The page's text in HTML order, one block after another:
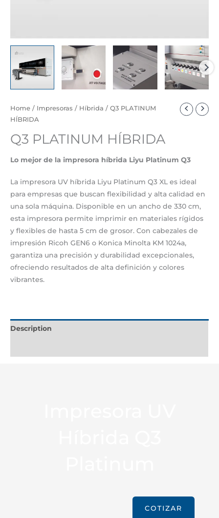
Home / Impresoras / Híbrida / Q3 PLATINUM
HÍBRIDA
Q3 PLATINUM HÍBRIDA
Lo mejor de la impresora híbrida Liyu Platinum Q3
La impresora UV híbrida Liyu Platinum Q3 XL es ideal
para empresas que buscan flexibilidad y alta calidad en
una sola máquina. Disponible en un ancho de 330 cm,
esta impresora permite imprimir en materiales rígidos
y flexibles de hasta 5 cm de grosor. Con cabezales de
impresión Ricoh GEN6 o Konica Minolta KM 1024a,
garantiza una precisión y durabilidad excepcionales,
ofreciendo resultados de alta definición y colores
vibrantes.
Description
COTIZAR